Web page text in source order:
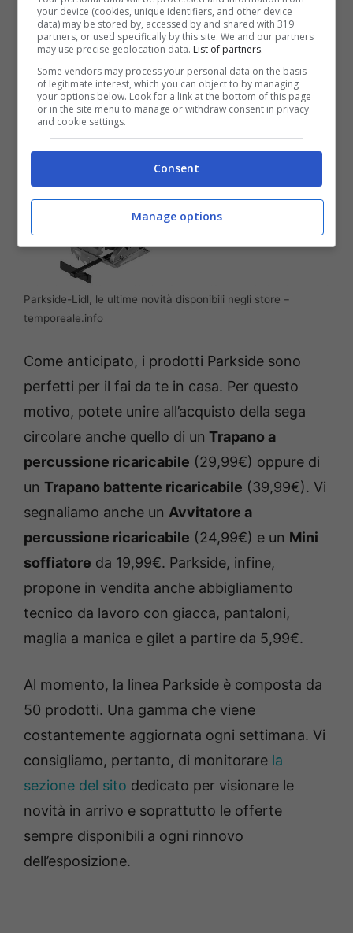
circolare che è dotata di batteria, lama,
battuta parallela, adattatore per aspirazione
esterna e chiave a brugola. Inoltre – altro
aspetto da non trascurare – Parkside la vende
anche con una garanzia di cinque anni.
Parkside-Lidl, le ultime novità disponibili negli store –
temporeale.info
Come anticipato, i prodotti Parkside sono
perfetti per il fai da te in casa. Per questo
motivo, potete unire all’acquisto della sega
circolare anche quello di un Trapano a
percussione ricaricabile (29,99€) oppure di
un Trapano battente ricaricabile (39,99€). Vi
segnaliamo anche un Avvitatore a
percussione ricaricabile (24,99€) e un Mini
soffiatore da 19,99€. Parkside, infine,
propone in vendita anche abbigliamento
tecnico da lavoro con giacca, pantaloni,
maglia a manica e gilet a partire da 5,99€.
Al momento, la linea Parkside è composta da
50 prodotti. Una gamma che viene
costantemente aggiornata ogni settimana. Vi
consigliamo, pertanto, di monitorare la
sezione del sito dedicato per visionare le
novità in arrivo e soprattutto le offerte
sempre disponibili a ogni rinnovo
dell’esposizione.
your device (cookies, unique identifiers, and other device
data) may be stored by, accessed by and shared with 319
partners, or used specifically by this site. We and our partners
may use precise geolocation data. List of partners.
Some vendors may process your personal data on the basis
of legitimate interest, which you can object to by managing
your options below. Look for a link at the bottom of this page
or in the site menu to manage or withdraw consent in privacy
and cookie settings.
Consent
Manage options